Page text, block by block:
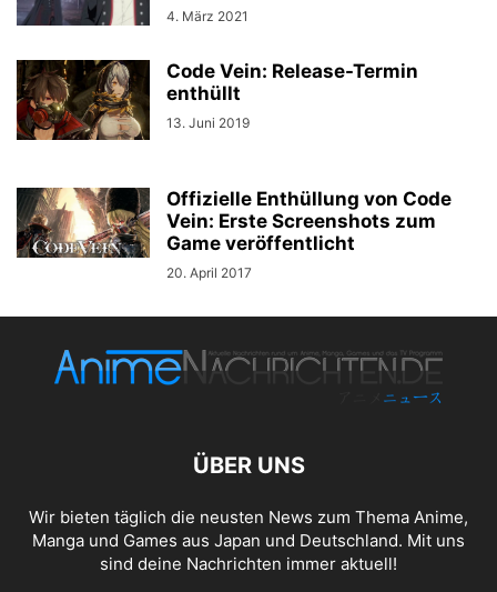
4. März 2021
Code Vein: Release-Termin
enthüllt
13. Juni 2019
Offizielle Enthüllung von Code
Vein: Erste Screenshots zum
Game veröffentlicht
20. April 2017
ÜBER UNS
Wir bieten täglich die neusten News zum Thema Anime,
Manga und Games aus Japan und Deutschland. Mit uns
sind deine Nachrichten immer aktuell!